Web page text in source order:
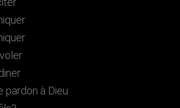
pardon à Dieu